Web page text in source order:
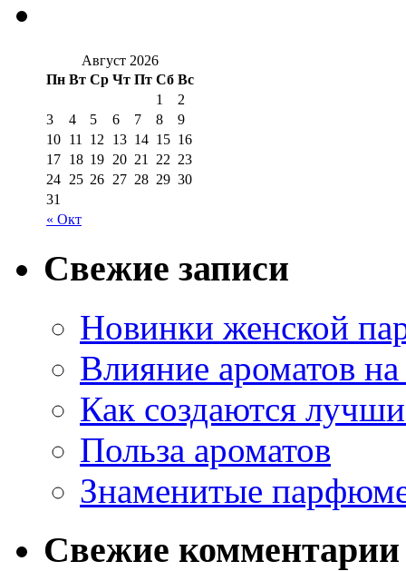
Август 2026
Пн Вт Ср Чт Пт Сб Вс
« Окт
1
2
3
4 5 6 7 8
9
10 11 12 13 14 15 16
17 18 19 20 21 22 23
24 25 26 27 28 29 30
31
Свежие записи
Новинки женской
Влияние ароматов на
Как создаются
Польза ароматов
Знаменитые
Свежие комментарии